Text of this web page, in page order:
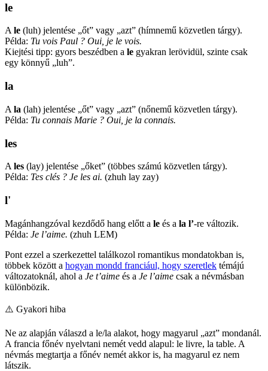
le
A le (luh) jelentése „őt” vagy „azt” (hímnemű közvetlen tárgy).
Példa: Tu vois Paul ? Oui, je le vois.
Kiejtési tipp: gyors beszédben a le gyakran lerövidül, szinte csak
egy könnyű „luh”.
la
A la (lah) jelentése „őt” vagy „azt” (nőnemű közvetlen tárgy).
Példa: Tu connais Marie ? Oui, je la connais.
les
A les (lay) jelentése „őket” (többes számú közvetlen tárgy).
Példa: Tes clés ? Je les ai. (zhuh lay zay)
l'
Magánhangzóval kezdődő hang előtt a le és a la l’-re változik.
Példa: Je l’aime. (zhuh LEM)
Pont ezzel a szerkezettel találkozol romantikus mondatokban is,
többek között a hogyan mondd franciául, hogy szeretlek témájú
változatoknál, ahol a Je t’aime és a Je l’aime csak a névmásban
különbözik.
⚠️ Gyakori hiba
Ne az alapján válaszd a le/la alakot, hogy magyarul „azt” mondanál.
A francia főnév nyelvtani nemét vedd alapul: le livre, la table. A
névmás megtartja a főnév nemét akkor is, ha magyarul ez nem
látszik.